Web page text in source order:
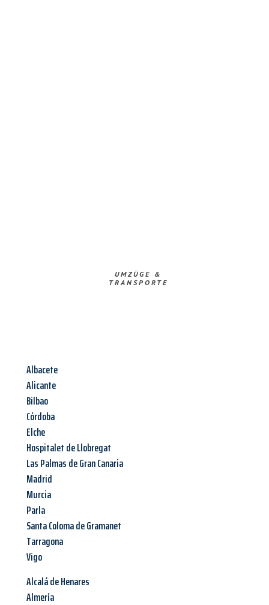
UMZÜGE &
TRANSPORTE
Albacete
Alicante
Bilbao
Córdoba
Elche
Hospitalet de Llobregat
Las Palmas de Gran Canaria
Madrid
Murcia
Parla
Santa Coloma de Gramanet
Tarragona
Vigo
Alcalá de Henares
Almería